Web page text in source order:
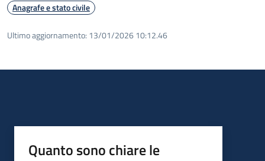
Anagrafe e stato civile
Ultimo aggiornamento: 13/01/2026 10:12.46
Quanto sono chiare le